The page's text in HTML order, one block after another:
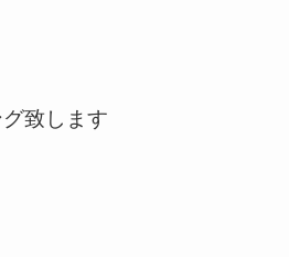
致します